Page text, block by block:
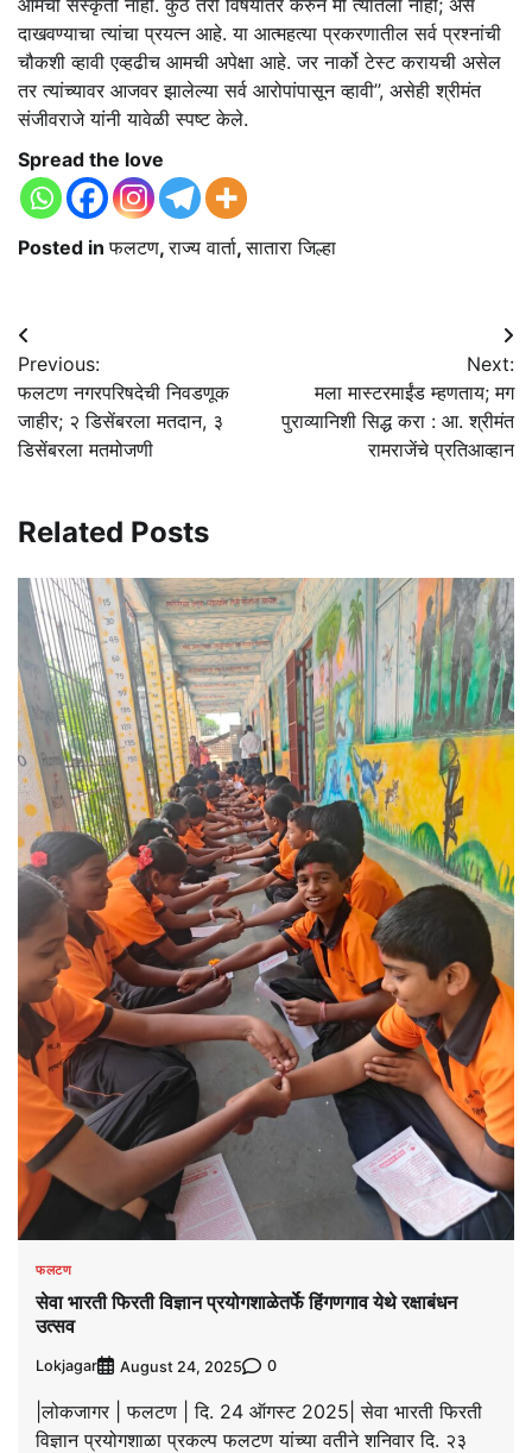
दाखवण्याचा त्यांचा प्रयत्न आहे. या आत्महत्या प्रकरणातील सर्व प्रश्‍नांची
चौकशी व्हावी एव्हढीच आमची अपेक्षा आहे. जर नार्को टेस्ट करायची असेल
तर त्यांच्यावर आजवर झालेल्या सर्व आरोपांपासून व्हावी’’, असेही श्रीमंत
संजीवराजे यांनी यावेळी स्पष्ट केले.
Spread the love
Posted inफलटण,राज्य वार्ता,सातारा जिल्हा
Post
navigation
Previous:
फलटण नगरपरिषदेची निवडणूक
जाहीर; २ डिसेंबरला मतदान, ३
डिसेंबरला मतमोजणी
Next:
मला मास्टरमाईंड म्हणताय; मग
पुराव्यानिशी सिद्ध करा : आ. श्रीमंत
रामराजेंचे प्रतिआव्हान
Related Posts
फलटण
सेवा भारती फिरती विज्ञान प्रयोगशाळेतर्फे हिंगणगाव येथे रक्षाबंधन
उत्सव
Lokjagar August 24, 2025 0
|लोकजागर | फलटण | दि. 24 ऑगस्ट 2025| सेवा भारती फिरती
विज्ञान प्रयोगशाळा प्रकल्प फलटण यांच्या वतीने शनिवार दि. २३